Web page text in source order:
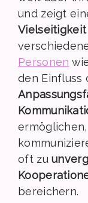
und zeigt
Vielseitigkeit
Personen
den Einfluss
oft zu
bereichern.